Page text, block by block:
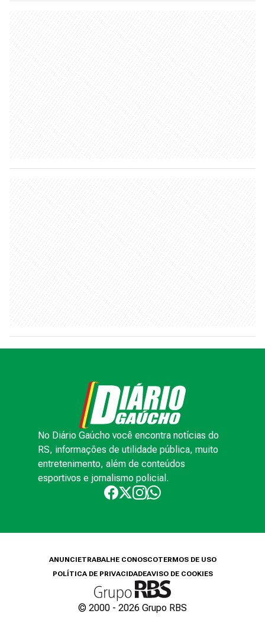
No Diário Gaúcho você encontra notícias do
RS, informações de utilidade pública, muito
entretenimento, além de conteúdos
esportivos e jornalismo policial.
ANUNCIETRABALHE CONOSCOTERMOS DE USO
POLÍTICA DE PRIVACIDADEAVISO DE COOKIES
© 2000 - 2026 Grupo RBS